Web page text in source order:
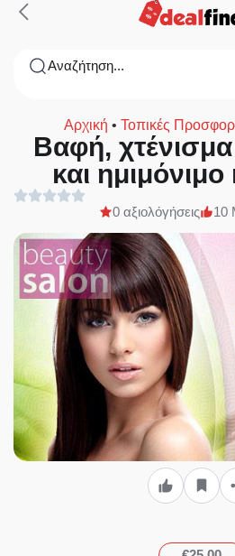
Αναζήτηση...
Αρχική • Τοπικές
Βαφή,
και
0 αξιολόγήσεις 10